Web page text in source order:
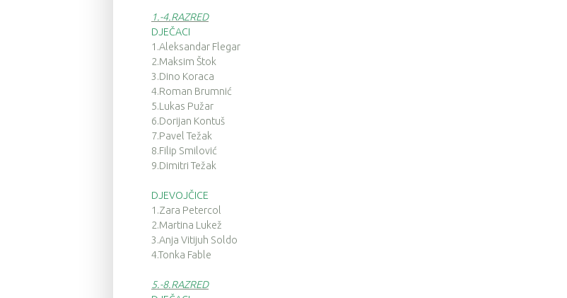
1.-4.RAZRED
DJEČACI
1.Aleksandar Flegar
2.Maksim Štok
3.Dino Koraca
4.Roman Brumnić
5.Lukas Pužar
6.Dorijan Kontuš
7.Pavel Težak
8.Filip Smilović
9.Dimitri Težak
DJEVOJČICE
1.Zara Petercol
2.Martina Lukež
3.Anja Vitijuh Soldo
4.Tonka Fable
5.-8.RAZRED